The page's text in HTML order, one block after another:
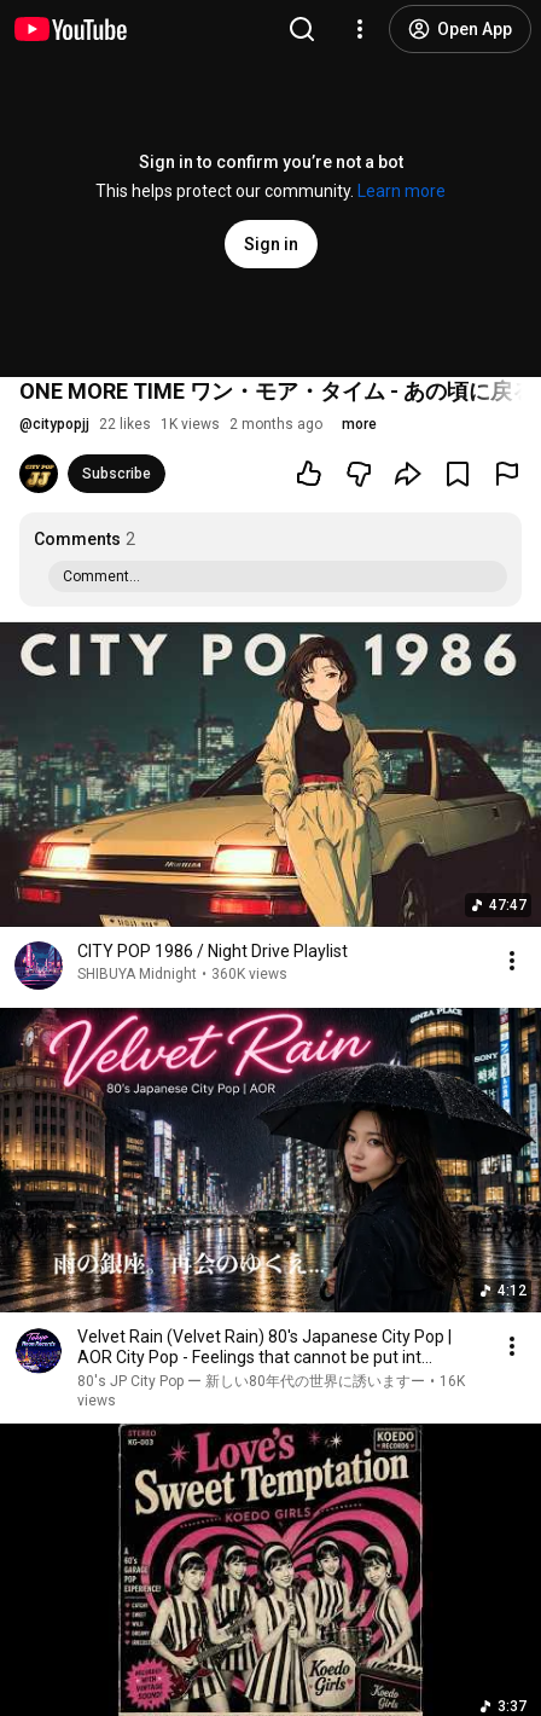
Open App
Sign in to confirm you’re not a bot
This helps protect our community.
Learn more
Sign in
ONE MORE TIME ワン・モア・タイム - あの頃に戻
@citypopjj 22 likes 1K views 2 months ago more
Subscribe
Comments 2
Comment...
47:47
CITY POP 1986 / Night Drive Playlist
SHIBUYA Midnight • 360K views
4:12
Velvet Rain (Velvet Rain) 80's Japanese City Pop |
AOR City Pop - Feelings that cannot be put int...
80's JP City Pop ー 新しい80年代の世界に誘いますー • 16K
views
3:37